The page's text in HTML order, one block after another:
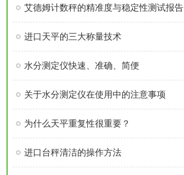
艾德姆计数秤的精准度与稳定性测试报告
进口天平的三大称量技术
水分测定仪快速、准确、简便
关于水分测定仪在使用中的注意事项
为什么天平重复性很重要？
进口台秤清洁的操作方法